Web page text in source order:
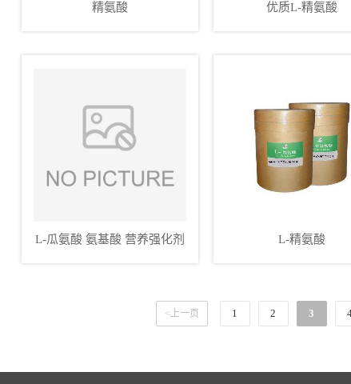
精氨酸 优质L-精氨酸
L-瓜氨酸 氨基酸 营养强化剂
L-精氨酸
<上一页 1 2 3